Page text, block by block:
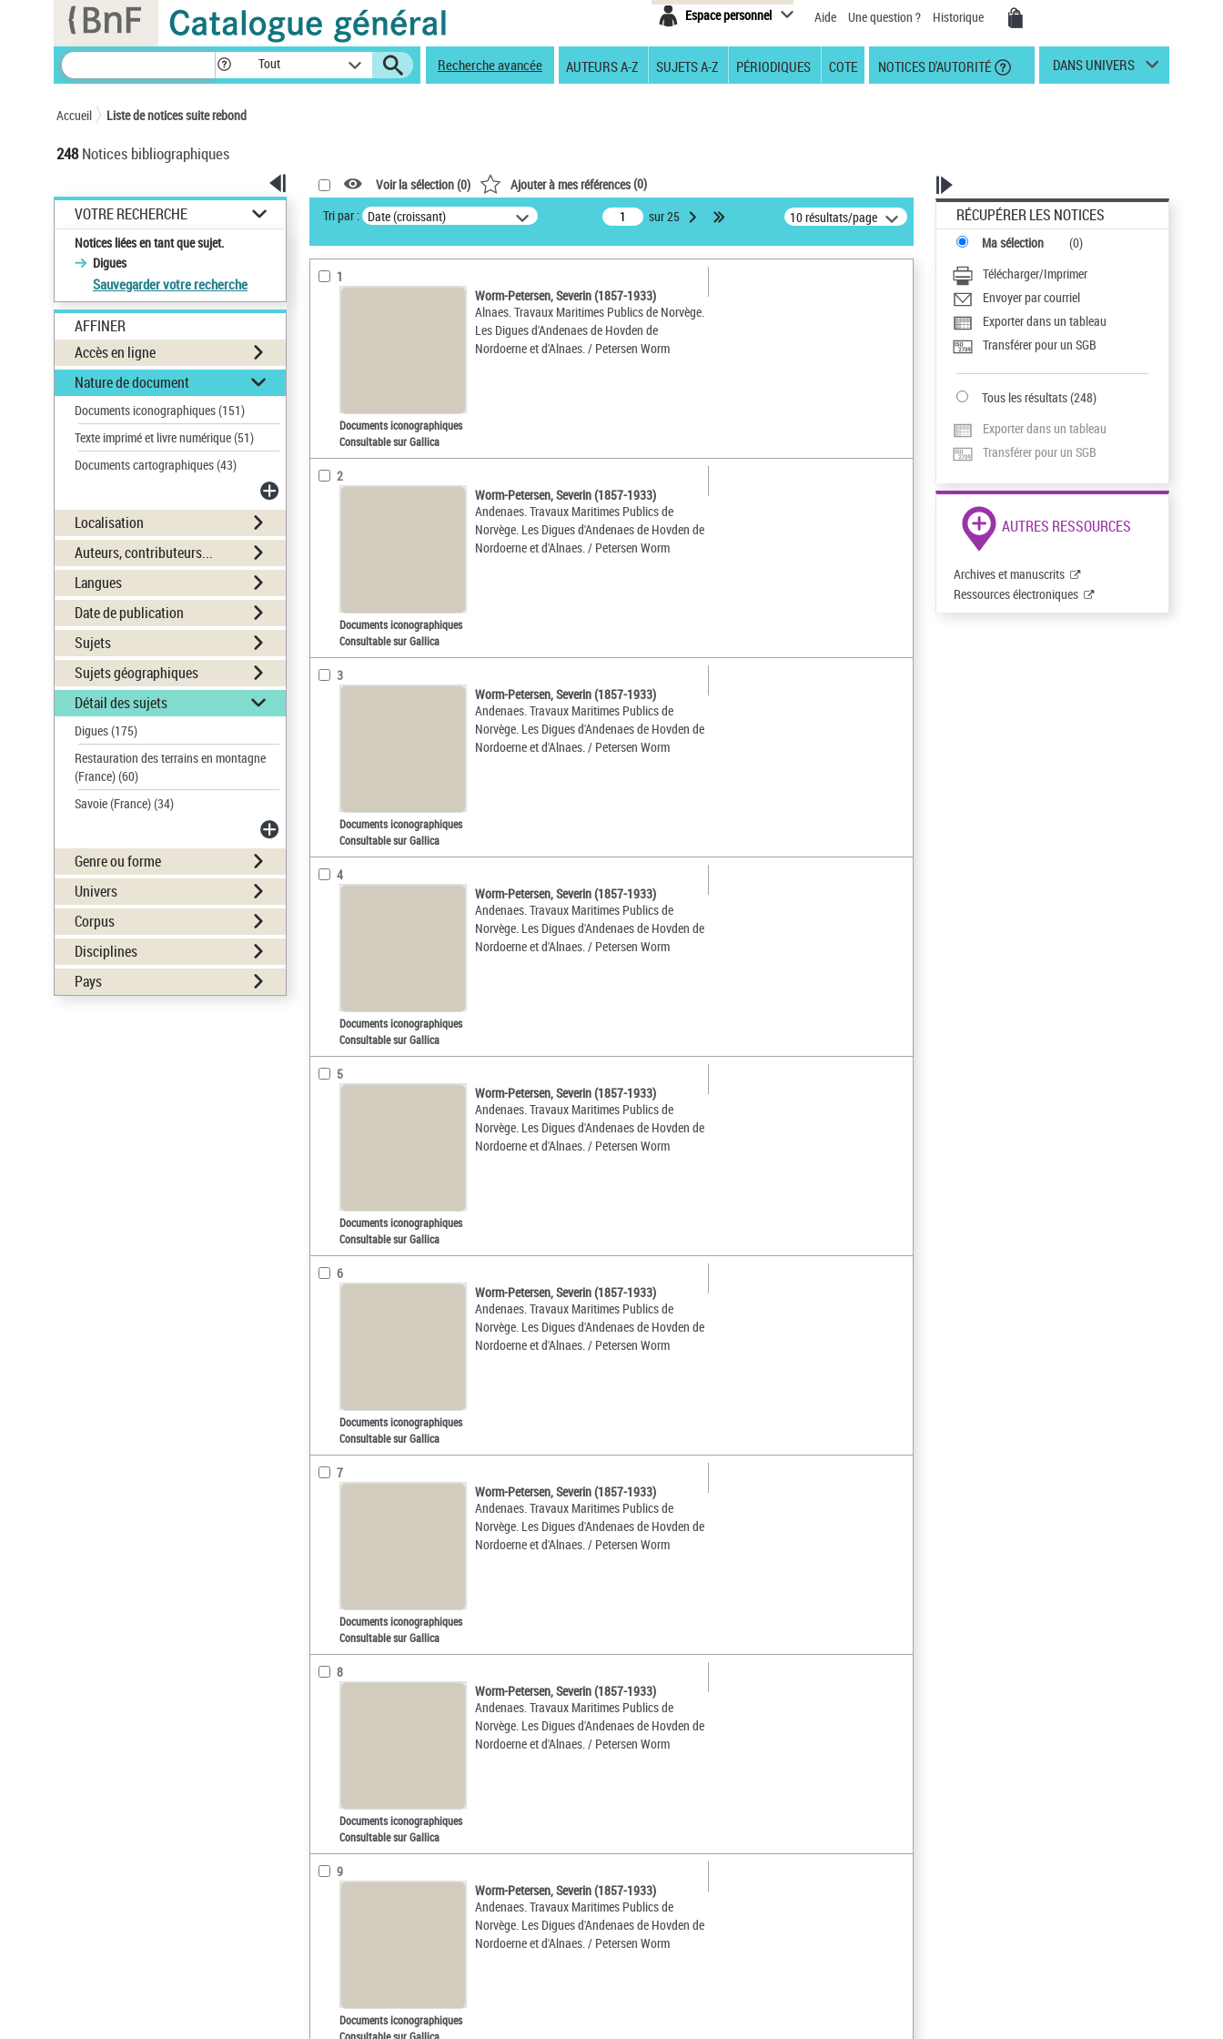
Espace personnel Aide Une question ? Historique
Tout Recherche avancée AUTEURS A-Z SUJETS A-Z PÉRIODIQUES COTE NOTICES D'AUTORITÉ DANS UNIVERS
Accueil Liste de notices suite rebond
248Notices bibliographiques
VOTRE RECHERCHE
Notices liées en tant que sujet.
Digues
Sauvegarder votre recherche
AFFINER
Accès en ligne
Nature de document
Documents iconographiques(151)
Texte imprimé et livre numérique(51)
Documents cartographiques(43)
Localisation
Auteurs, contributeurs...
Langues
Date de publication
Sujets
Sujets géographiques
Détail des sujets
Digues(175)
Restauration des terrains en montagne
(France)(60)
Savoie (France)(34)
Genre ou forme
Univers
Corpus
Disciplines
Pays
Voir la sélection (0) Ajouter à mes références(0)
Tri par : Date (croissant) sur 25 10 résultats/page
1
Worm-Petersen, Severin (1857-1933)
Alnaes. Travaux Maritimes Publics de Norvège.
Les Digues d'Andenaes de Hovden de
Nordoerne et d'Alnaes. / Petersen Worm
Documents iconographiques
Consultable sur Gallica
2
Worm-Petersen, Severin (1857-1933)
Andenaes. Travaux Maritimes Publics de
Norvège. Les Digues d'Andenaes de Hovden de
Nordoerne et d'Alnaes. / Petersen Worm
Documents iconographiques
Consultable sur Gallica
3
Worm-Petersen, Severin (1857-1933)
Andenaes. Travaux Maritimes Publics de
Norvège. Les Digues d'Andenaes de Hovden de
Nordoerne et d'Alnaes. / Petersen Worm
Documents iconographiques
Consultable sur Gallica
4
Worm-Petersen, Severin (1857-1933)
Andenaes. Travaux Maritimes Publics de
Norvège. Les Digues d'Andenaes de Hovden de
Nordoerne et d'Alnaes. / Petersen Worm
Documents iconographiques
Consultable sur Gallica
5
Worm-Petersen, Severin (1857-1933)
Andenaes. Travaux Maritimes Publics de
Norvège. Les Digues d'Andenaes de Hovden de
Nordoerne et d'Alnaes. / Petersen Worm
Documents iconographiques
Consultable sur Gallica
6
Worm-Petersen, Severin (1857-1933)
Andenaes. Travaux Maritimes Publics de
Norvège. Les Digues d'Andenaes de Hovden de
Nordoerne et d'Alnaes. / Petersen Worm
Documents iconographiques
Consultable sur Gallica
7
Worm-Petersen, Severin (1857-1933)
Andenaes. Travaux Maritimes Publics de
Norvège. Les Digues d'Andenaes de Hovden de
Nordoerne et d'Alnaes. / Petersen Worm
Documents iconographiques
Consultable sur Gallica
8
Worm-Petersen, Severin (1857-1933)
Andenaes. Travaux Maritimes Publics de
Norvège. Les Digues d'Andenaes de Hovden de
Nordoerne et d'Alnaes. / Petersen Worm
Documents iconographiques
Consultable sur Gallica
9
Worm-Petersen, Severin (1857-1933)
Andenaes. Travaux Maritimes Publics de
Norvège. Les Digues d'Andenaes de Hovden de
Nordoerne et d'Alnaes. / Petersen Worm
Documents iconographiques
Consultable sur Gallica
RÉCUPÉRER LES NOTICES
Ma sélection (0)
Télécharger/Imprimer
Envoyer par courriel
Exporter dans un tableau
Transférer pour un SGB
Tous les résultats(248)
Exporter dans un tableau
Transférer pour un SGB
AUTRES RESSOURCES
Archives et manuscrits
Ressources électroniques
Panneau de gestion des cookies